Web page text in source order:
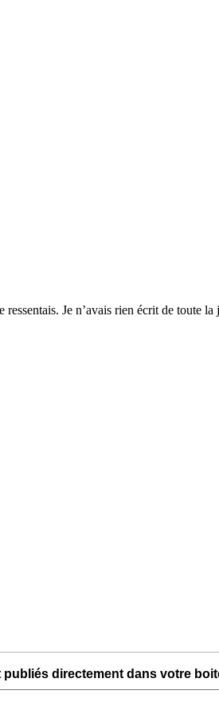
Je n’avais rien écrit de toute
directement dans votre